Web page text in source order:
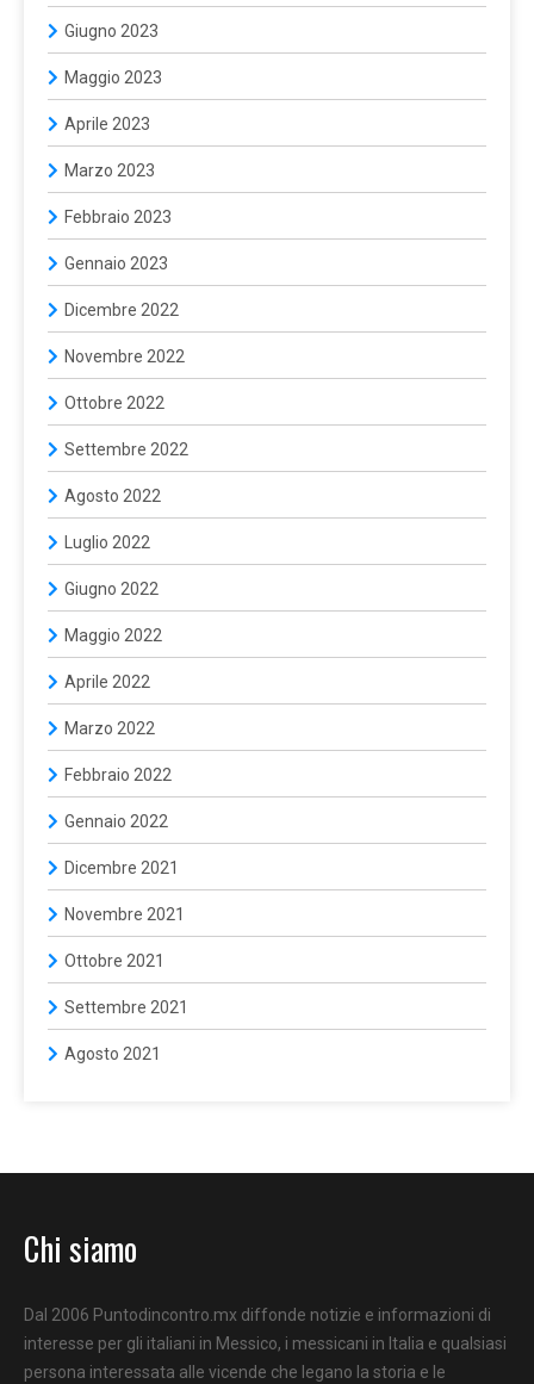
Giugno 2023
Maggio 2023
Aprile 2023
Marzo 2023
Febbraio 2023
Gennaio 2023
Dicembre 2022
Novembre 2022
Ottobre 2022
Settembre 2022
Agosto 2022
Luglio 2022
Giugno 2022
Maggio 2022
Aprile 2022
Marzo 2022
Febbraio 2022
Gennaio 2022
Dicembre 2021
Novembre 2021
Ottobre 2021
Settembre 2021
Agosto 2021
Chi siamo
Dal 2006 Puntodincontro.mx diffonde notizie e informazioni di
interesse per gli italiani in Messico, i messicani in Italia e qualsiasi
persona interessata alle vicende che legano la storia e le